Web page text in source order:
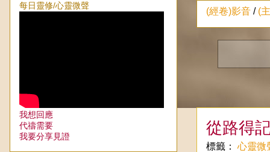
(經卷)影音 / (
從路得
標籤： 心靈微
每日靈修/心靈微聲
我想回應
代禱需要
我要分享見證